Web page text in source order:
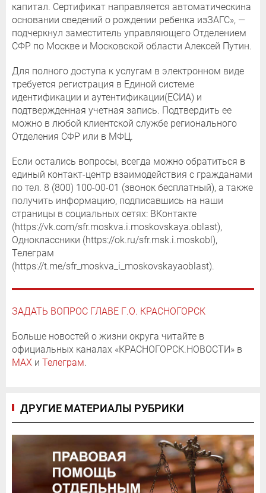
капитал. Сертификат направляется автоматическина
основании сведений о рождении ребенка изЗАГС», —
подчеркнул заместитель управляющего Отделением
СФР по Москве и Московской области Алексей Путин.
Для полного доступа к услугам в электронном виде
требуется регистрация в Единой системе
идентификации и аутентификации(ЕСИА) и
подтвержденная учетная запись. Подтвердить ее
можно в любой клиентской службе регионального
Отделения СФР или в МФЦ.
Если остались вопросы, всегда можно обратиться в
единый контакт-центр взаимодействия с гражданами
по тел. 8 (800) 100-00-01 (звонок бесплатный), а также
получить информацию, подписавшись на наши
страницы в социальных сетях: ВКонтакте
(https://vk.com/sfr.moskva.i.moskovskaya.oblast),
Одноклассники (https://ok.ru/sfr.msk.i.moskobl),
Телеграм
(https://t.me/sfr_moskva_i_moskovskayaoblast).
ЗАДАТЬ ВОПРОС ГЛАВЕ Г.О. КРАСНОГОРСК
Больше новостей о жизни округа читайте в
официальных каналах «КРАСНОГОРСК.НОВОСТИ» в
MAX и Телеграм.
ДРУГИЕ МАТЕРИАЛЫ РУБРИКИ